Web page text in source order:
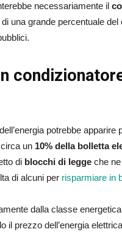
necessariamente il
una grande percentuale
potrebbe
un 10% della bolletta
di blocchi di legge che
di alcuni per risparmiare in
dalla classe
il prezzo dell’energia